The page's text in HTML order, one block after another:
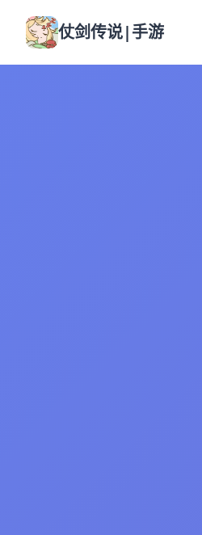
仗剑传说|手游